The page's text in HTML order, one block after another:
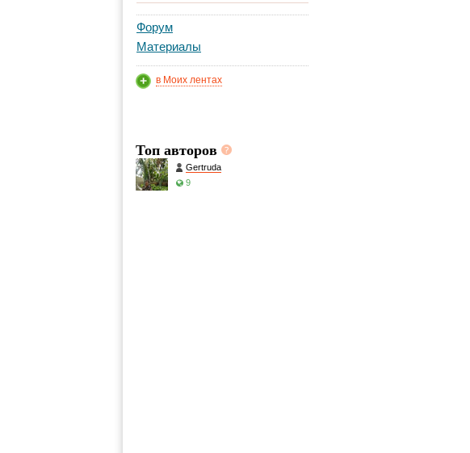
Форум
Материалы
в Моих лентах
Топ авторов
Gertruda
9